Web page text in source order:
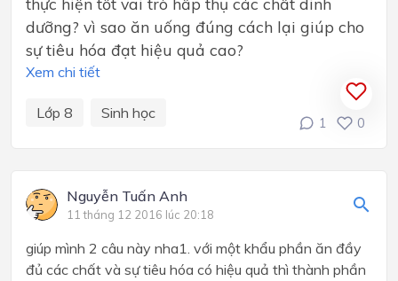
dưỡng? vì sao ăn uống đúng cách lại giúp cho
sự tiêu hóa đạt hiệu quả cao?
Xem chi tiết
Lớp 8 Sinh học
1 0
Nguyễn Tuấn Anh
11 tháng 12 2016 lúc 20:18
giúp mình 2 câu này nha1. với một khẩu phần ăn đầy
đủ các chất và sự tiêu hóa có hiệu quả thì thành phần